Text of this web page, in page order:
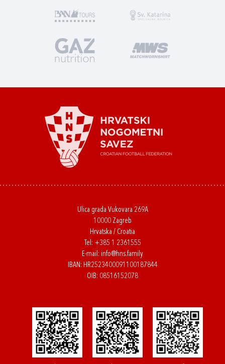
Ulica grada Vukovara 269A
10000 Zagreb
Hrvatska / Croatia
Tel: +385 1 2361555
E-mail: info@hns.family
IBAN: HR2523400091100187844
OIB: 08516152078